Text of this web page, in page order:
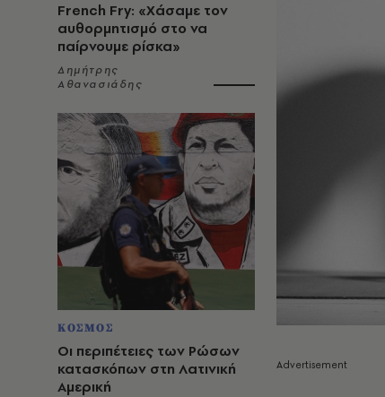
French Fry: «Χάσαμε τον
αυθορμητισμό στο να
παίρνουμε ρίσκα»
Δημήτρης
Αθανασιάδης
ΚΟΣΜΟΣ
Οι περιπέτειες των Ρώσων
κατασκόπων στη Λατινική
Αμερική